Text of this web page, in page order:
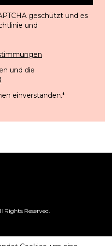
geschützt und es
und
und die
einverstanden.*
Reserved.